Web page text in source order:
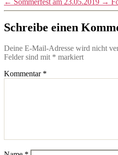
Schreibe einen
Deine E-Mail-Adresse wird nicht
Felder sind mit * markiert
Kommentar *